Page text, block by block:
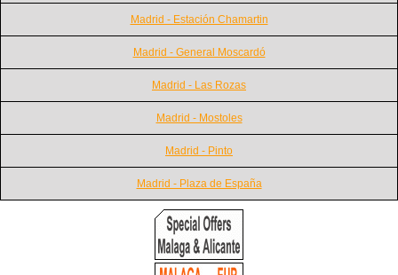
Madrid - Estación Chamartin
Madrid - General Moscardó
Madrid - Las Rozas
Madrid - Mostoles
Madrid - Pinto
Madrid - Plaza de España